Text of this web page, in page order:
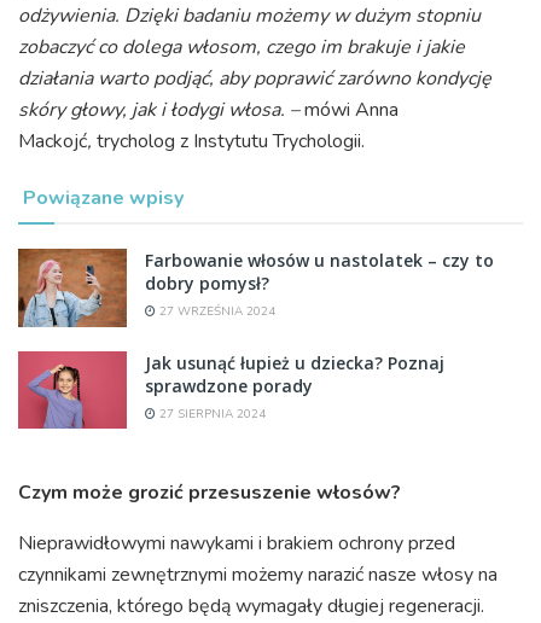
odżywienia. Dzięki badaniu możemy w dużym stopniu
zobaczyć co dolega włosom, czego im brakuje i jakie
działania warto podjąć, aby poprawić zarówno kondycję
skóry głowy, jak i łodygi włosa. –mówi Anna
Mackojć, trycholog z Instytutu Trychologii.
Powiązane wpisy
Farbowanie włosów u nastolatek – czy to
dobry pomysł?
27 WRZEŚNIA 2024
Jak usunąć łupież u dziecka? Poznaj
sprawdzone porady
27 SIERPNIA 2024
Czym może grozić przesuszenie włosów?
Nieprawidłowymi nawykami i brakiem ochrony przed
czynnikami zewnętrznymi możemy narazić nasze włosy na
zniszczenia, którego będą wymagały długiej regeneracji.